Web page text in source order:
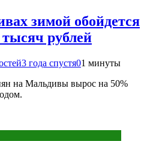
зимой обойдется
рублей
3 года спустя01 минуты
на Мальдивы вырос на 50%